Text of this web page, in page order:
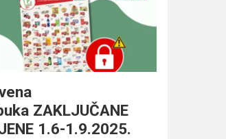
ZAKLJUČANE
1.6-1.9.2025.